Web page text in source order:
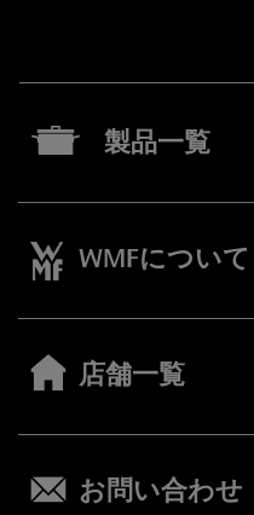
製品一覧
WMFについて
店舗一覧
お問い合わせ